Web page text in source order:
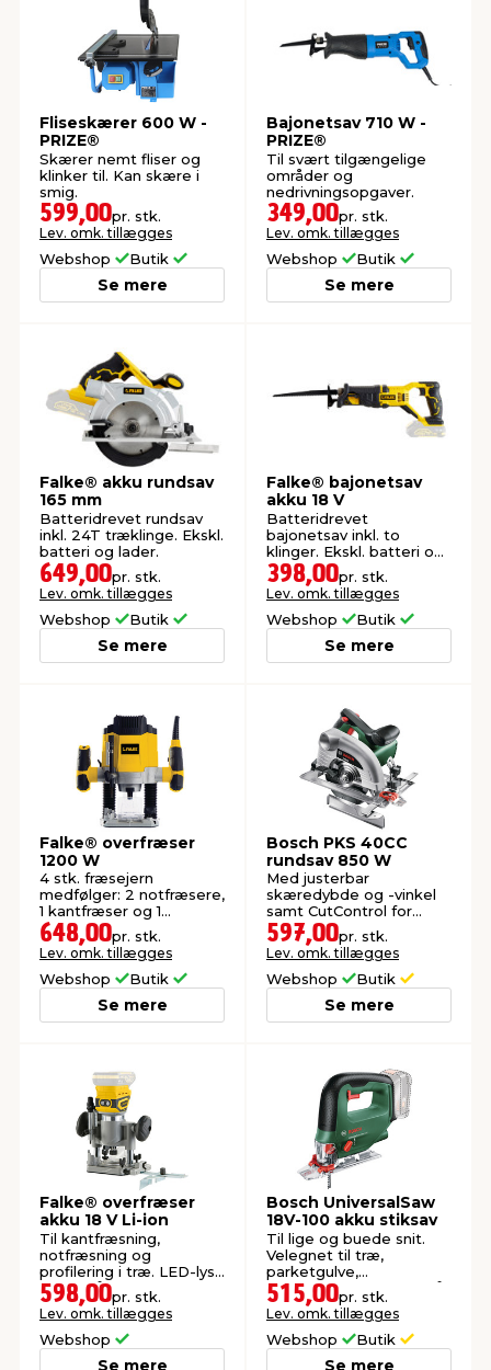
Fliseskærer 600 W -
PRIZE®
Skærer nemt fliser og
klinker til. Kan skære i
smig.
599,00pr. stk.
Lev. omk. tillægges
Webshop Butik
Se mere
Bajonetsav 710 W -
PRIZE®
Til svært tilgængelige
områder og
nedrivningsopgaver.
349,00pr. stk.
Lev. omk. tillægges
Webshop Butik
Se mere
Falke® akku rundsav
165 mm
Batteridrevet rundsav
inkl. 24T træklinge. Ekskl.
batteri og lader.
649,00pr. stk.
Lev. omk. tillægges
Webshop Butik
Se mere
Falke® bajonetsav
akku 18 V
Batteridrevet
bajonetsav inkl. to
klinger. Ekskl. batteri og
lader.
398,00pr. stk.
Lev. omk. tillægges
Webshop Butik
Se mere
Falke® overfræser
1200 W
4 stk. fræsejern
medfølger: 2 notfræsere,
1 kantfræser og 1
profilfræser.
648,00pr. stk.
Lev. omk. tillægges
Webshop Butik
Se mere
Bosch PKS 40CC
rundsav 850 W
Med justerbar
skæredybde og -vinkel
samt CutControl for
præcise skæringer.
Skæredybde: 26-40 mm.
597,00pr. stk.
Lev. omk. tillægges
Webshop Butik
Se mere
Falke® overfræser
akku 18 V Li-ion
Til kantfræsning,
notfræsning og
profilering i træ. LED-lys,
spindellås og elektronisk
blød start. Eksk. batteri
og oplader.
598,00pr. stk.
Lev. omk. tillægges
Webshop
Se mere
Bosch UniversalSaw
18V-100 akku stiksav
Til lige og buede snit.
Velegnet til træ,
parketgulve,
aluminiumprofiler og stål.
Ekskl. batteri og lader.
515,00pr. stk.
Lev. omk. tillægges
Webshop Butik
Se mere